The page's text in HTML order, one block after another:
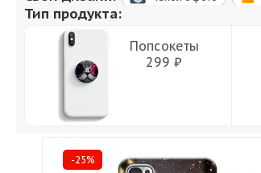
Тип продукта:
Попсокеты
299 ₽
-25%